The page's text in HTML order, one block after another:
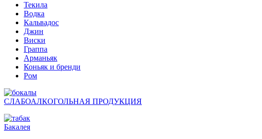
Текила
Водка
Кальвадос
Джин
Виски
Граппа
Арманьяк
Коньяк и бренди
Ром
СЛАБОАЛКОГОЛЬНАЯ ПРОДУКЦИЯ
Бакалея